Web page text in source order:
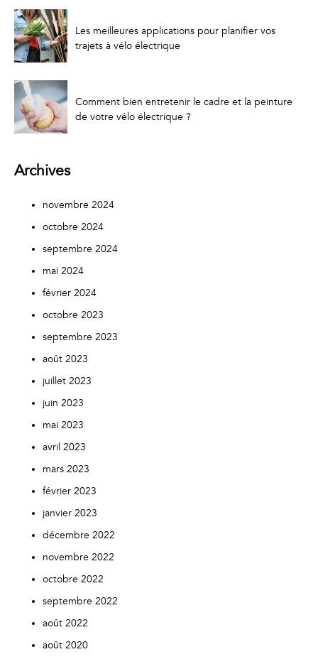
Les meilleures applications pour planifier vos
trajets à vélo électrique
Comment bien entretenir le cadre et la peinture
de votre vélo électrique ?
Archives
novembre 2024
octobre 2024
septembre 2024
mai 2024
février 2024
octobre 2023
septembre 2023
août 2023
juillet 2023
juin 2023
mai 2023
avril 2023
mars 2023
février 2023
janvier 2023
décembre 2022
novembre 2022
octobre 2022
septembre 2022
août 2022
août 2020